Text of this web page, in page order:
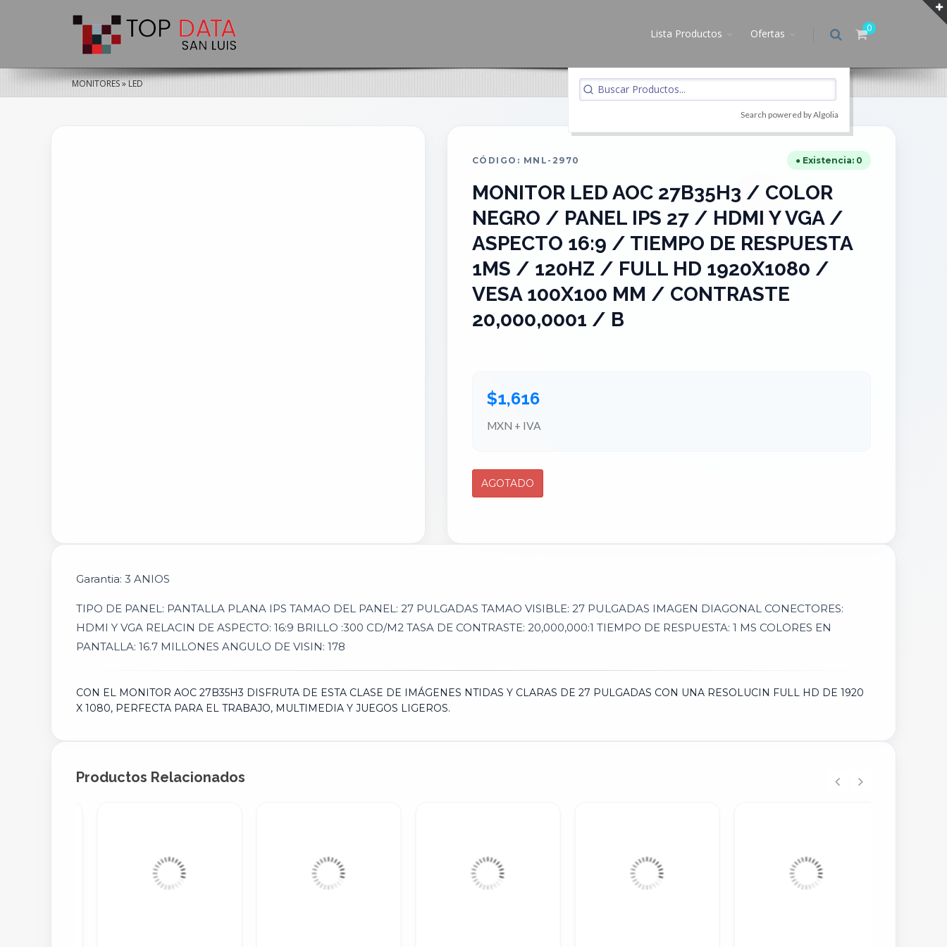
Search powered by Algolia
0
Lista Productos Ofertas
MONITORES » LED
CÓDIGO: MNL-2970 ● Existencia: 0
MONITOR LED AOC 27B35H3 / COLOR
NEGRO / PANEL IPS 27 / HDMI Y VGA /
ASPECTO 16:9 / TIEMPO DE RESPUESTA
1MS / 120HZ / FULL HD 1920X1080 /
VESA 100X100 MM / CONTRASTE
20,000,0001 / B
$1,616
MXN + IVA
Garantia: 3 ANIOS
TIPO DE PANEL: PANTALLA PLANA IPS TAMAO DEL PANEL: 27 PULGADAS TAMAO VISIBLE: 27 PULGADAS IMAGEN DIAGONAL CONECTORES:
HDMI Y VGA RELACIN DE ASPECTO: 16:9 BRILLO :300 CD/M2 TASA DE CONTRASTE: 20,000,000:1 TIEMPO DE RESPUESTA: 1 MS COLORES EN
PANTALLA: 16.7 MILLONES ANGULO DE VISIN: 178
CON EL MONITOR AOC 27B35H3 DISFRUTA DE ESTA CLASE DE IMÁGENES NTIDAS Y CLARAS DE 27 PULGADAS CON UNA RESOLUCIN FULL HD DE 1920
X 1080, PERFECTA PARA EL TRABAJO, MULTIMEDIA Y JUEGOS LIGEROS.
Productos Relacionados